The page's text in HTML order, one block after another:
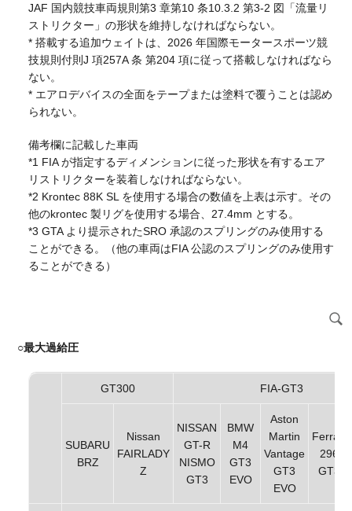
JAF 国内競技車両規則第3 章第10 条10.3.2 第3-2 図「流量リ
ストリクター」の形状を維持しなければならない。
* 搭載する追加ウェイトは、2026 年国際モータースポーツ競
技規則付則J 項257A 条 第204 項に従って搭載しなければなら
ない。
* エアロデバイスの全面をテープまたは塗料で覆うことは認め
られない。
備考欄に記載した車両
*1 FIA が指定するディメンションに従った形状を有するエア
リストリクターを装着しなければならない。
*2 Krontec 88K SL を使用する場合の数値を上表は示す。その
他のkrontec 製リグを使用する場合、27.4mm とする。
*3 GTA より提示されたSRO 承認のスプリングのみ使用する
ことができる。（他の車両はFIA 公認のスプリングのみ使用す
ることができる）
○最大過給圧
GT300 FIA-GT3
SUBARU
BRZ
Nissan
FAIRLADY
Z
NISSAN
GT-R
NISMO
GT3
BMW
M4
GT3
EVO
Aston
Martin
Vantage
GT3
EVO
Ferrari
296
GT3